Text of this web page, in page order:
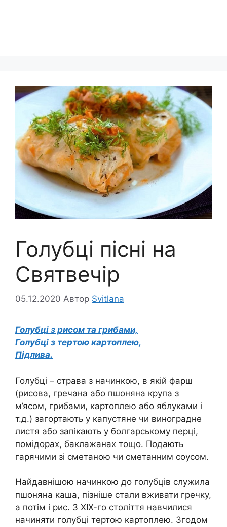
Голубці пісні на
Святвечір
05.12.2020 Автор Svitlana
Голубці з рисом та грибами,
Голубці з тертою картоплею,
Підлива.
Голубці – страва з начинкою, в якій фарш
(рисова, гречана або пшоняна крупа з
м’ясом, грибами, картоплею або яблуками і
т.д.) загортають у капустяне чи виноградне
листя або запікають у болгарському перці,
помідорах, баклажанах тощо. Подають
гарячими зі сметаною чи сметанним соусом.
Найдавнішою начинкою до голубців служила
пшоняна каша, пізніше стали вживати гречку,
а потім і рис. З XIX-го століття навчилися
начиняти голубці тертою картоплею. Згодом